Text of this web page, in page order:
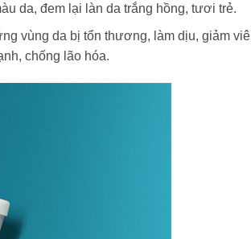
da, đem lại làn da trắng hồng, tươi trẻ.
vùng da bị tổn thương, làm dịu, giảm
chống lão hóa.